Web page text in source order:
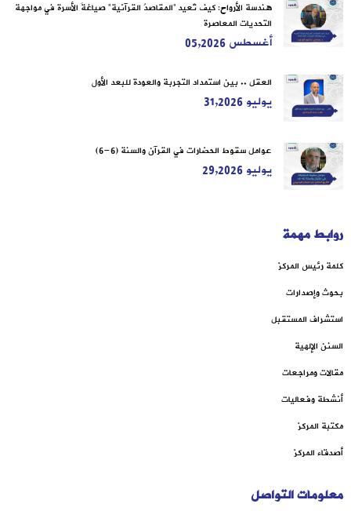
هندسة الأرواح: كيف تُعيد “المقاصدُ القرآنية” صياغةَ الأسرة في مواجهة
التحديات المعاصرة
أغسطس 05,2026
العقل .. بين استمداد التجربة والعودة للبعد الأول
يوليو 31,2026
عوامل سقوط الحضارات في القرآن والسنة (6-6)
يوليو 29,2026
روابط مهمة
كلمة رئيس المركز
بحوث وإصدارات
استشراف المستقبل
السنن الإلهية
مقالات ومراجعات
أنشطة وفعاليات
مكتبة المركز
أصدقاء المركز
معلومات التواصل